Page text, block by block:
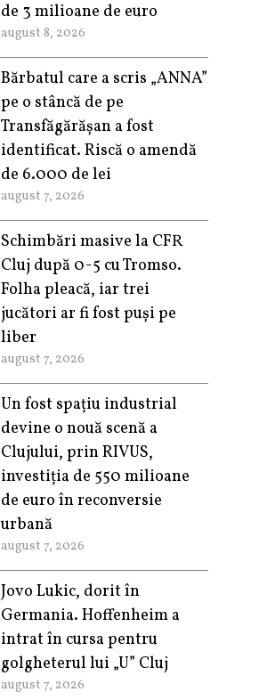
de 3 milioane de euro
august 8, 2026
Bărbatul care a scris „ANNA”
pe o stâncă de pe
Transfăgărășan a fost
identificat. Riscă o amendă
de 6.000 de lei
august 7, 2026
Schimbări masive la CFR
Cluj după 0-5 cu Tromso.
Folha pleacă, iar trei
jucători ar fi fost puși pe
liber
august 7, 2026
Un fost spațiu industrial
devine o nouă scenă a
Clujului, prin RIVUS,
investiția de 550 milioane
de euro în reconversie
urbană
august 7, 2026
Jovo Lukic, dorit în
Germania. Hoffenheim a
intrat în cursa pentru
golgheterul lui „U” Cluj
august 7, 2026